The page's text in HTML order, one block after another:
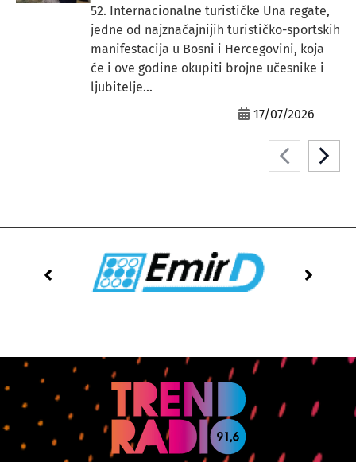
52. Internacionalne turističke Una regate,
jedne od najznačajnijih turističko-sportskih
manifestacija u Bosni i Hercegovini, koja
će i ove godine okupiti brojne učesnike i
ljubitelje...
17/07/2026